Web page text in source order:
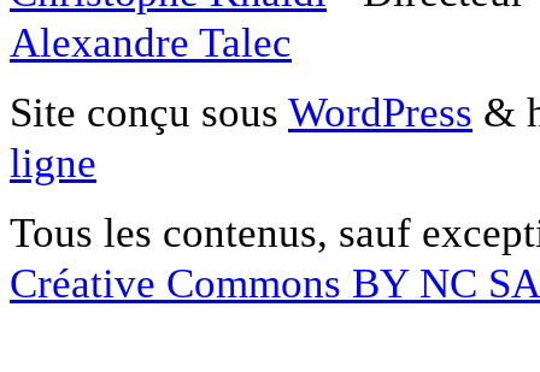
Alexandre Talec
Site conçu sous WordPress &
ligne
Tous les contenus, sauf
Créative Commons BY NC SA